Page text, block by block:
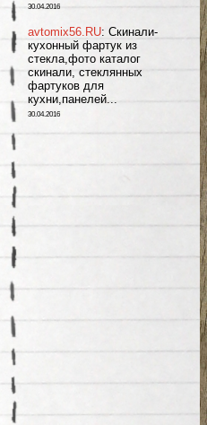
30.04.2016
avtomix56.RU: Скинали-
кухонный фартук из
стекла,фото каталог
скинали, стеклянных
фартуков для
кухни,панелей...
30.04.2016